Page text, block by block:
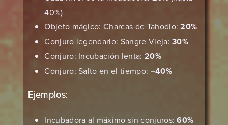
40%)
Objeto mágico: Charcas de Tahodio:20%
Conjuro legendario: Sangre Vieja:30%
Conjuro: Incubación lenta: 20%
Conjuro: Salto en el tiempo: –40%
Ejemplos:
Incubadora al máximo sin conjuros:60%